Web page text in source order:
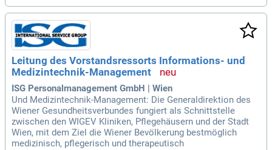
Leitung des Vorstandsressorts Informations- und
Medizintechnik-Management
ISG Personalmanagement GmbH | Wien
Und Medizintechnik-Management: Die Generaldirektion des
Wiener Gesundheitsverbundes fungiert als Schnittstelle
zwischen den WIGEV Kliniken, Pflegehäusern und der Stadt
Wien, mit dem Ziel die Wiener Bevölkerung bestmöglich
medizinisch, pflegerisch und therapeutisch